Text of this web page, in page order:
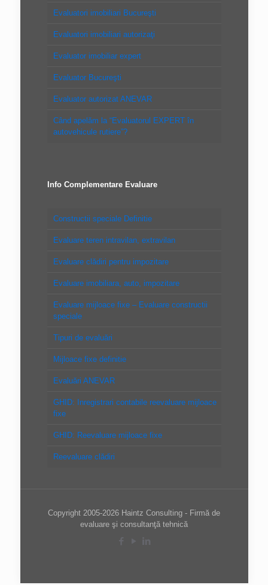
Evaluatori imobiliari Bucureşti
Evaluatori imobiliari autorizaţi
Evaluator imobiliar expert
Evaluator Bucureşti
Evaluator autorizat ANEVAR
Când apelăm la “Evaluatorul EXPERT în
autovehicule rutiere”?
Info Complementare Evaluare
Constructii speciale Definitie
Evaluare teren intravilan, extravilan
Evaluare clădiri pentru impozitare
Evaluare imobiliara, auto, impozitare
Evaluare mijloace fixe – Evaluare constructii
speciale
Tipuri de evaluări
Mijloace fixe definitie
Evaluări ANEVAR
GHID: Inregistrari contabile reevaluare mijloace
fixe
GHID: Reevaluare mijloace fixe
Reevaluare clădiri
Copyright 2005-2026 Haintz Consulting - Firmă de
evaluare şi consultanţă tehnică